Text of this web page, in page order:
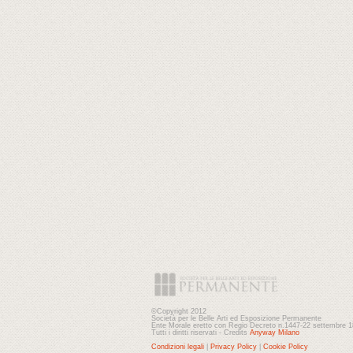
©Copyright 2012
Società per le Belle Arti ed Esposizione Permanente
Ente Morale eretto con Regio Decreto n.1447-22 settembre
Tutti i diritti riservati - Credits Anyway Milano
Condizioni legali
Privacy Policy Cookie Policy